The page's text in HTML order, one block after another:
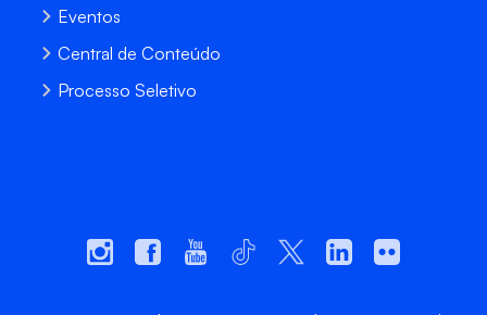
Eventos
Central de Conteúdo
Processo Seletivo